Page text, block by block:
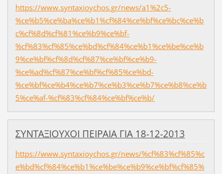
https://www.syntaxioychos.gr/news/a1%2c5-
%ce%b5%ce%ba%ce%b1%cf%84%ce%bf%ce%bc%ce%b
c%cf%8d%cf%81%ce%b9%ce%bf-
%cf%83%cf%85%ce%bd%cf%84%ce%b1%ce%be%ce%b
9%ce%bf%cf%8d%cf%87%ce%bf%ce%b9-
%ce%ad%cf%87%ce%bf%cf%85%ce%bd-
%ce%bf%ce%b4%ce%b7%ce%b3%ce%b7%ce%b8%ce%b
5%ce%af-%cf%83%cf%84%ce%bf%ce%b/
ΣΥΝΤΑΞΙΟΥΧΟΙ ΠΕΙΡΑΙΑ ΓΙΑ 18-12-2013
https://www.syntaxioychos.gr/news/%cf%83%cf%85%c
e%bd%cf%84%ce%b1%ce%be%ce%b9%ce%bf%cf%85%